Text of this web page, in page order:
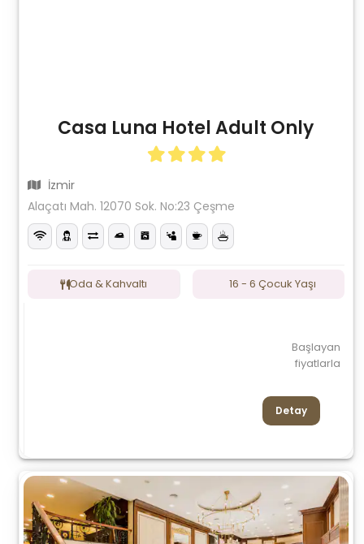
Casa Luna Hotel Adult Only
İzmir
Alaçatı Mah. 12070 Sok. No:23 Çeşme
Oda & Kahvaltı 16 - 6 Çocuk Yaşı
Başlayan
fiyatlarla
Detay